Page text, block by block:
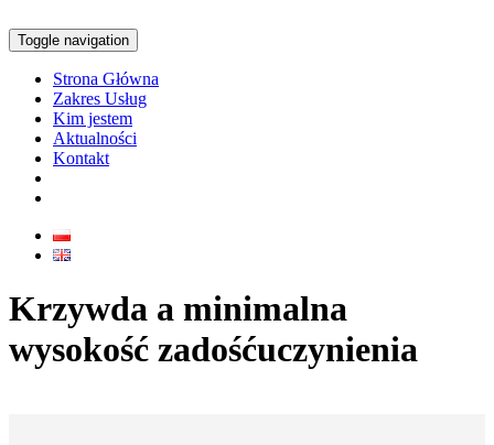
Toggle navigation
Strona Główna
Zakres Usług
Kim jestem
Aktualności
Kontakt
Krzywda a minimalna
wysokość zadośćuczynienia